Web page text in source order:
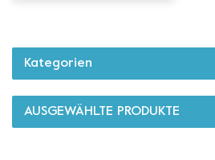
Kategorien
AUSGEWÄHLTE PRODUKTE